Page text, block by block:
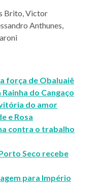
Brito, Victor
Anthunes,
força de Obaluaiê
do Cangaço
do amor
e Rosa
contra o trabalho
Seco recebe
para Império